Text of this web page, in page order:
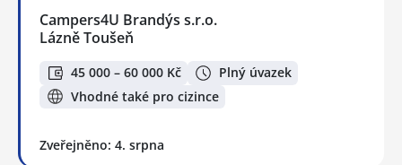
Campers4U Brandýs s.r.o.
Lázně Toušeň
45 000 – 60 000 Kč
Plný úvazek
Vhodné také pro cizince
Zveřejněno: 4. srpna